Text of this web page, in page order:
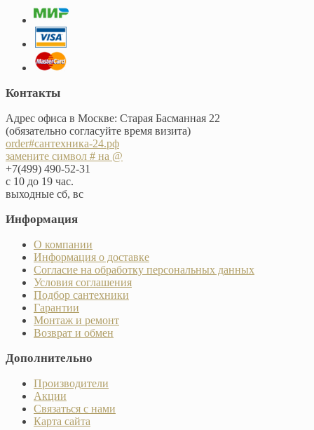
Контакты
Адрес офиса в Москве: Старая Басманная 22
(обязательно согласуйте время визита)
order#сантехника-24.рф
замените символ # на @
+7(499) 490-52-31
с 10 до 19 час.
выходные сб, вс
Информация
О компании
Информация о доставке
Согласие на обработку персональных данных
Условия соглашения
Подбор сантехники
Гарантии
Монтаж и ремонт
Возврат и обмен
Дополнительно
Производители
Акции
Связаться с нами
Карта сайта